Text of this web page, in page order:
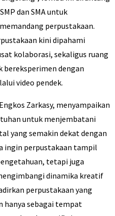
dan SMA untuk
perpustakaan.
kini dipahami
kolaborasi, sekaligus ruang
bereksperimen dengan
video pendek.
Zarkasy, menyampaikan
untuk menjembatani
yang semakin dekat dengan
ingin perpustakaan tampil
tetapi juga
dinamika kreatif
perpustakaan yang
hanya sebagai tempat